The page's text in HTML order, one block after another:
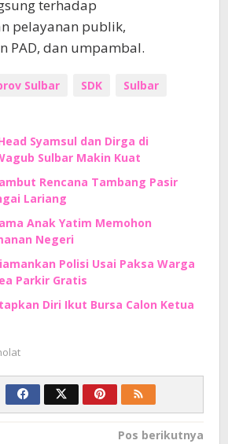
terhadap
pelayanan publik,
PAD, dan umpambal.
Sulbar SDK Sulbar
Syamsul dan Dirga di
Sulbar Makin Kuat
Rencana Tambang Pasir
Lariang
Anak Yatim Memohon
Negeri
Polisi Usai Paksa Warga
Parkir Gratis
Diri Ikut Bursa Calon Ketua
Pos berikutnya